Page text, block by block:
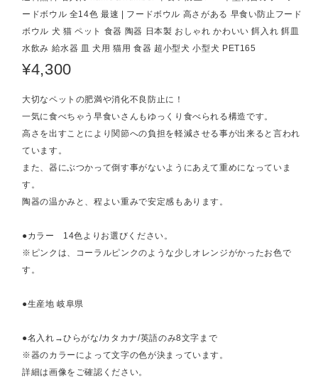
ードボウル 全14色 最速 | フードボウル 高さがある 早食い防止フード
ボウル 犬 猫 ペット 食器 陶器 日本製 おしゃれ かわいい 餌入れ 餌皿
水飲み 給水器 皿 犬用 猫用 食器 超小型犬 小型犬 PET165
¥4,300
大切なペットの肥満や消化不良防止に！
一気に食べちゃう早食いさんもゆっくり食べられる構造です。
高さを出すことにより関節への負担を軽減させる事が出来ると言われ
ています。
また、器にぶつかって倒す事がないようにあえて重めになっていま
す。
陶器の温かみと、程よい重みで安定感もあります。
●カラー 14色よりお選びください。
※ピンクは、コーラルピンクのような少しオレンジがかったお色で
す。
●生産地 岐阜県
●名入れ→ひらがな/カタカナ/英語のみ8文字まで
※器のカラーによって文字の色が決まっています。
詳細は画像をご確認ください。